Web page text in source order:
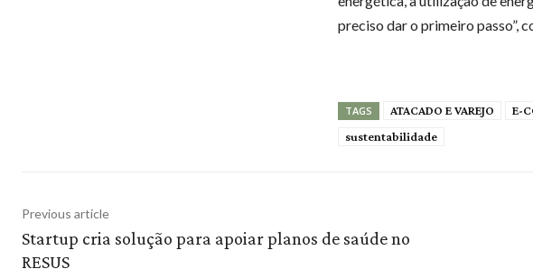
preciso dar o primeiro passo”,
TAGS ATACADO E VAREJO E-
sustentabilidade
Previous article
Startup cria solução para apoiar planos de saúde no
RESUS